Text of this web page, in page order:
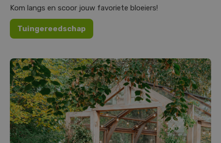
Kom langs en scoor jouw favoriete bloeiers!
Tuingereedschap